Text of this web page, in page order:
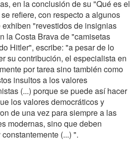
en la conclusión de su "Qué es el
refiere, con respecto a algunos
"revestidos de insignias
la Costa Brava de "camisetas
Hitler", escribe: "a pesar de lo
su contribución, el especialista en
por tarea sino también como
insultos a los valores
(...) porque se puede así hacer
los valores democráticos y
de una vez para siempre a las
modernas, sino que deben
(...) ".